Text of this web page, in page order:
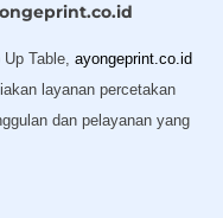
Table, ayongeprint.co.id
layanan percetakan
dan pelayanan yang